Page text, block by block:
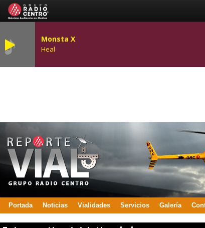
Monsta X
Heal
Portada Noticias Vialidades Servicios Galería